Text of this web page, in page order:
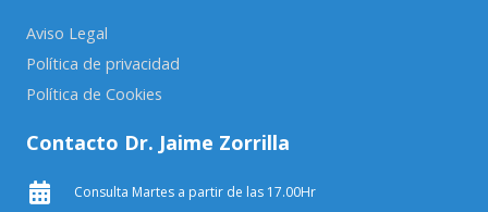
Aviso Legal
Política de privacidad
Política de Cookies
Contacto Dr. Jaime Zorrilla
Consulta Martes a partir de las 17.00Hr